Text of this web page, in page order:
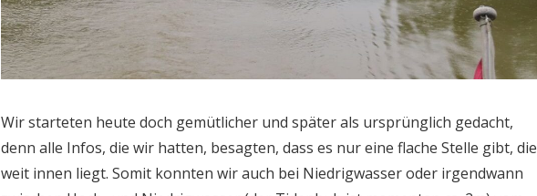
Wir starteten heute doch gemütlicher und später als ursprünglich gedacht,
denn alle Infos, die wir hatten, besagten, dass es nur eine flache Stelle gibt, die
weit innen liegt. Somit konnten wir auch bei Niedrigwasser oder irgendwann